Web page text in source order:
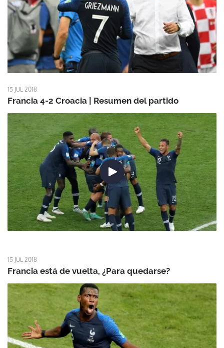
15 JUL 2018
Francia 4-2 Croacia | Resumen del partido
15 JUL 2018
Francia está de vuelta, ¿Para quedarse?